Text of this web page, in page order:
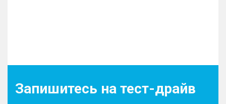
Запишитесь на тест-драйв